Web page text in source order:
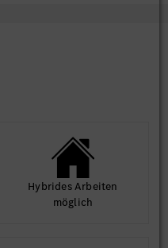
Hybrides Arbeiten
möglich